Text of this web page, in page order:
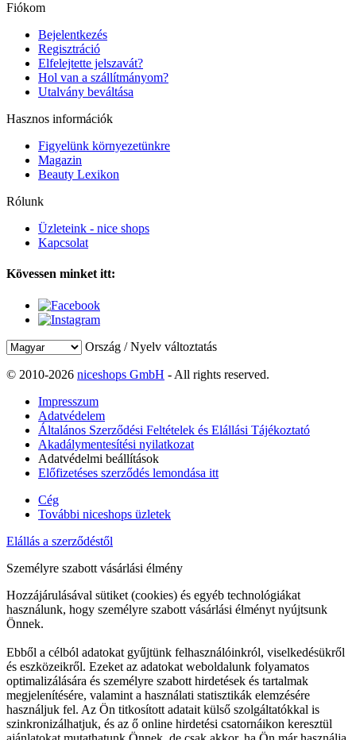
Fiókom
Bejelentkezés
Regisztráció
Elfelejtette jelszavát?
Hol van a szállítmányom?
Utalvány beváltása
Hasznos információk
Figyelünk környezetünkre
Magazin
Beauty Lexikon
Rólunk
Üzleteink - nice shops
Kapcsolat
Kövessen minket itt:
Ország / Nyelv változtatás
© 2010-2026 niceshops GmbH - All rights reserved.
Impresszum
Adatvédelem
Általános Szerződési Feltételek és Elállási Tájékoztató
Akadálymentesítési nyilatkozat
Adatvédelmi beállítások
Előfizetéses szerződés lemondása itt
Cég
További niceshops üzletek
Elállás a szerződéstől
Személyre szabott vásárlási élmény
Hozzájárulásával sütiket (cookies) és egyéb technológiákat
használunk, hogy személyre szabott vásárlási élményt nyújtsunk
Önnek.
Ebből a célból adatokat gyűjtünk felhasználóinkról, viselkedésükről
és eszközeikről. Ezeket az adatokat weboldalunk folyamatos
optimalizálására és személyre szabott hirdetések és tartalmak
megjelenítésére, valamint a használati statisztikák elemzésére
használjuk fel. Az Ön titkosított adatait külső szolgáltatókkal is
szinkronizálhatjuk, és az ő online hirdetési csatornáikon keresztül